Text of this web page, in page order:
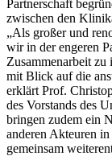
Partnerschaft
zwischen den
„Als großer und
wir in der engeren
Zusammenarbeit zu
mit Blick auf die
erklärt Prof.
des Vorstands des
bringen zudem ein
anderen Akteuren
gemeinsam